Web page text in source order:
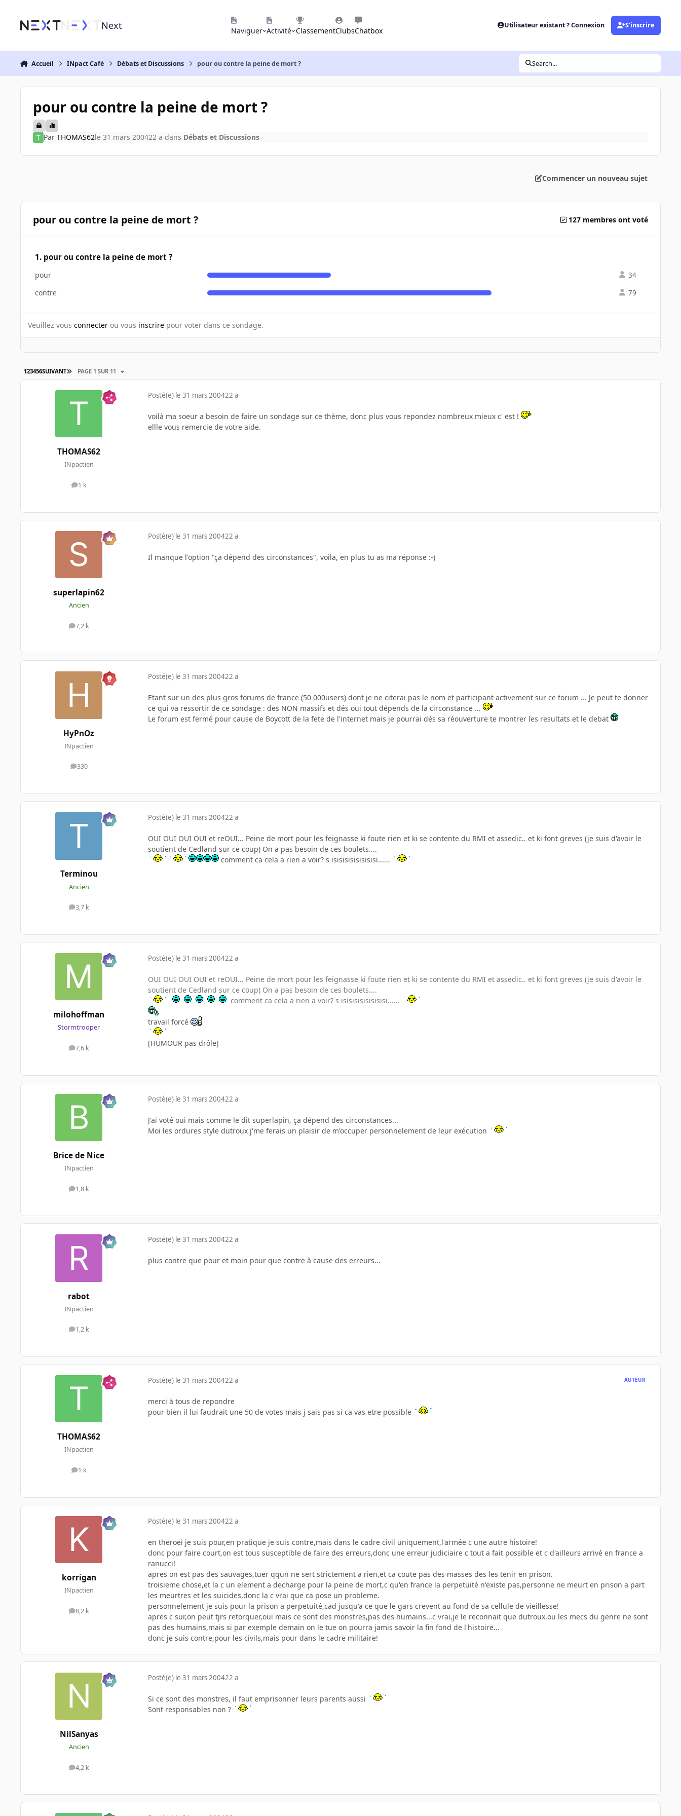
Next Naviguer Activité ClassementClubsChatbox
Utilisateur existant ? Connexion S’inscrire
Accueil INpact Café Débats et Discussions pour ou contre la peine de mort ? Search...
pour ou contre la peine de mort ?
Par THOMAS62le 31 mars 200422 a dans Débats et Discussions
Commencer un nouveau sujet
pour ou contre la peine de mort ? 127 membres ont voté
1. pour ou contre la peine de mort ?
pour 34
contre 79
Veuillez vous connecter ou vous inscrire pour voter dans ce sondage.
123456SUIVANT PAGE 1 SUR 11
THOMAS62
INpactien
1 k
messages
Posté(e) le 31 mars 200422 a
voilà ma soeur a besoin de faire un sondage sur ce thème, donc plus vous repondez nombreux mieux c' est !
ellle vous remercie de votre aide.
superlapin62
Ancien
7,2 k
messages
Posté(e) le 31 mars 200422 a
Il manque l'option "ça dépend des circonstances", voila, en plus tu as ma réponse :-)
HyPnOz
INpactien
330
messages
Posté(e) le 31 mars 200422 a
Etant sur un des plus gros forums de france (50 000users) dont je ne citerai pas le nom et participant activement sur ce forum ... Je peut te donner
ce qui va ressortir de ce sondage : des NON massifs et dés oui tout dépends de la circonstance ...
Le forum est fermé pour cause de Boycott de la fete de l'internet mais je pourrai dés sa réouverture te montrer les resultats et le debat
Terminou
Ancien
3,7 k
messages
Posté(e) le 31 mars 200422 a
OUI OUI OUI OUI et reOUI... Peine de mort pour les feignasse ki foute rien et ki se contente du RMI et assedic.. et ki font greves (je suis d'avoir le
soutient de Cedland sur ce coup) On a pas besoin de ces boulets....
comment ca cela a rien a voir? s isisisisisisisisi......
milohoffman
Stormtrooper
7,6 k
messages
Posté(e) le 31 mars 200422 a
OUI OUI OUI OUI et reOUI... Peine de mort pour les feignasse ki foute rien et ki se contente du RMI et assedic.. et ki font greves (je suis d'avoir le
soutient de Cedland sur ce coup) On a pas besoin de ces boulets....
comment ca cela a rien a voir? s isisisisisisisisi......
travail forcé
[HUMOUR pas drôle]
Brice de Nice
INpactien
1,8 k
messages
Posté(e) le 31 mars 200422 a
J'ai voté oui mais comme le dit superlapin, ça dépend des circonstances...
Moi les ordures style dutroux j'me ferais un plaisir de m'occuper personnelement de leur exécution
rabot
INpactien
1,2 k
messages
Posté(e) le 31 mars 200422 a
plus contre que pour et moin pour que contre à cause des erreurs...
THOMAS62
INpactien
1 k
messages
Posté(e) le 31 mars 200422 a AUTEUR
merci à tous de repondre
pour bien il lui faudrait une 50 de votes mais j sais pas si ca vas etre possible
korrigan
INpactien
8,2 k
messages
Posté(e) le 31 mars 200422 a
en theroei je suis pour,en pratique je suis contre,mais dans le cadre civil uniquement,l'armée c une autre histoire!
donc pour faire court,on est tous susceptible de faire des erreurs,donc une erreur judiciaire c tout a fait possible et c d'ailleurs arrivé en france a
ranucci!
apres on est pas des sauvages,tuer qqun ne sert strictement a rien,et ca coute pas des masses des les tenir en prison.
troisieme chose,et la c un element a decharge pour la peine de mort,c qu'en france la perpetuité n'existe pas,personne ne meurt en prison a part
les meurtres et les suicides,donc la c vrai que ca pose un probleme.
personnelement je suis pour la prison a perpetuité,cad jusqu'a ce que le gars crevent au fond de sa cellule de vieillesse!
apres c sur,on peut tjrs retorquer,oui mais ce sont des monstres,pas des humains...c vrai,je le reconnait que dutroux,ou les mecs du genre ne sont
pas des humains,mais si par exemple demain on le tue on pourra jamis savoir la fin fond de l'histoire...
donc je suis contre,pour les civils,mais pour dans le cadre militaire!
NilSanyas
Ancien
4,2 k
messages
Posté(e) le 31 mars 200422 a
Si ce sont des monstres, il faut emprisonner leurs parents aussi
Sont responsables non ?